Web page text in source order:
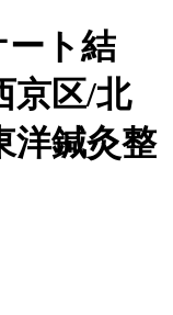
ート結
区/北
鍼灸整